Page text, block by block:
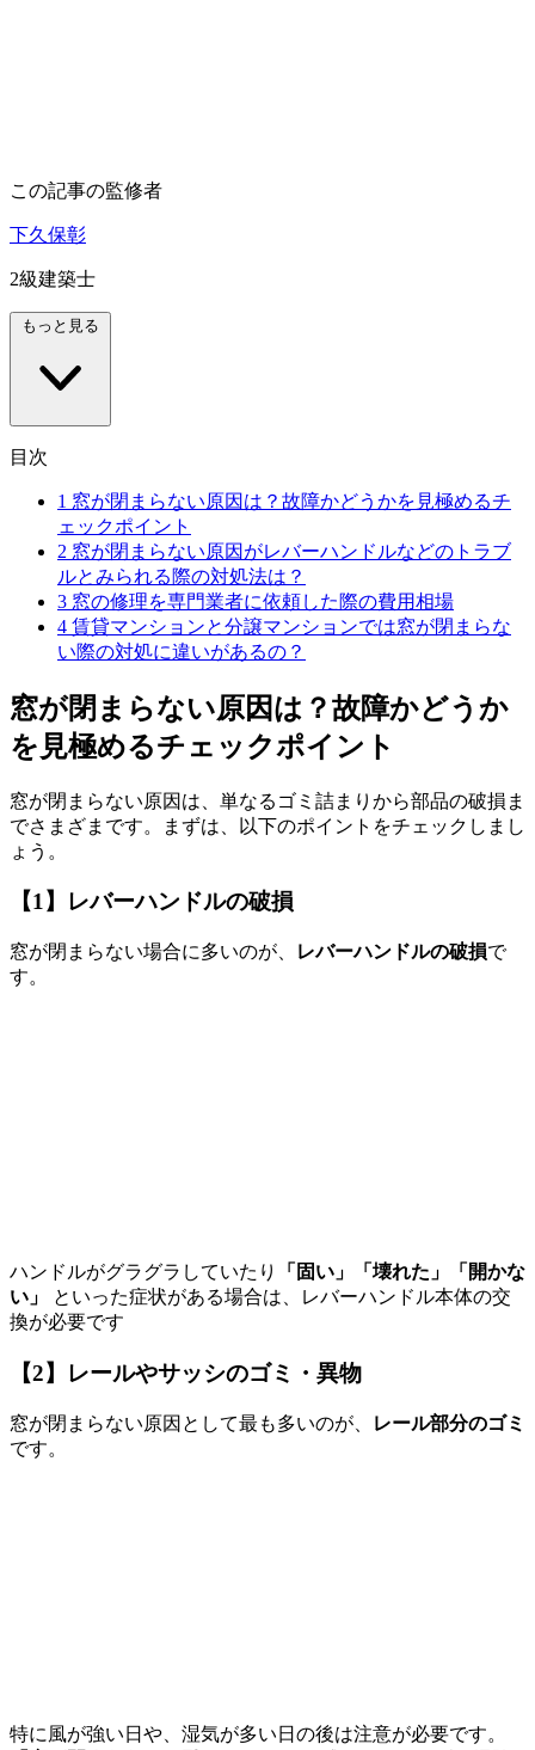
この記事の監修者
下久保彰
2級建築士
もっと見る
目次
1 窓が閉まらない原因は？故障かどうかを見極めるチ
ェックポイント
2 窓が閉まらない原因がレバーハンドルなどのトラブ
ルとみられる際の対処法は？
3 窓の修理を専門業者に依頼した際の費用相場
4 賃貸マンションと分譲マンションでは窓が閉まらな
い際の対処に違いがあるの？
窓が閉まらない原因は？故障かどうか
を見極めるチェックポイント
窓が閉まらない原因は、単なるゴミ詰まりから部品の破損ま
でさまざまです。まずは、以下のポイントをチェックしまし
ょう。
【1】レバーハンドルの破損
窓が閉まらない場合に多いのが、 レバーハンドルの破損で
す。
ハンドルがグラグラしていたり
「固い」「壊れた」「開かな
い」
といった症状がある場合は、レバーハンドル本体の交
換が必要です
【2】レールやサッシのゴミ・異物
窓が閉まらない原因として最も多いのが、
レール部分のゴミ
です。
特に風が強い日や、湿気が多い日の後は注意が必要です。